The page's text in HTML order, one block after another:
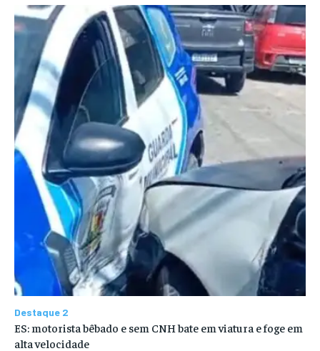
Destaque 2
ES: motorista bêbado e sem CNH bate em viatura e foge em
alta velocidade